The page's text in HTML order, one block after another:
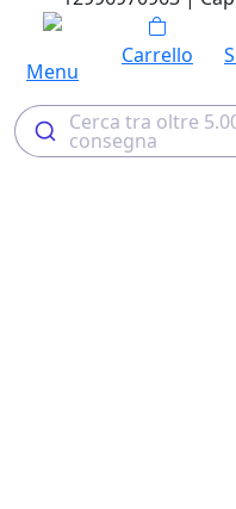
Menu
Carrello
Cerca tra oltre
consegna